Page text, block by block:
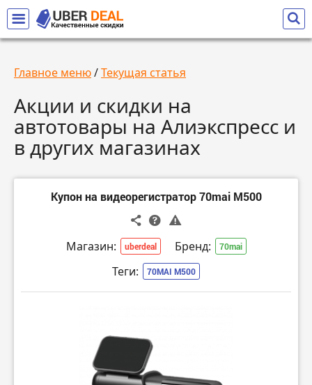
Главное меню/Текущая статья
Акции и скидки на
автотовары на Алиэкспресс и
в других магазинах
Купон на видеорегистратор 70mai M500
Магазин: uberdeal Бренд: 70mai
Теги: 70MAI M500